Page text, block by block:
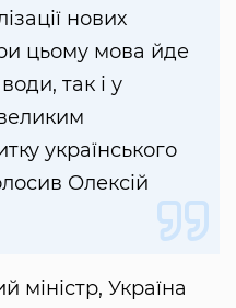
нових
цьому мова йде
так і у
українського
Олексій
міністр, Україна